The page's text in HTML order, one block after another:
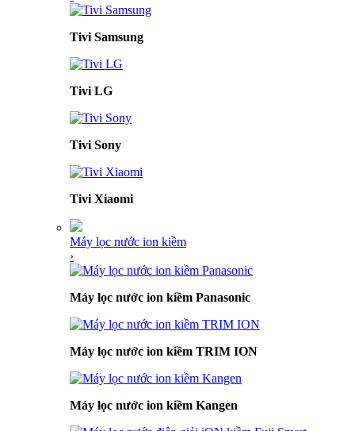
Tivi Samsung
Tivi LG
Tivi Sony
Tivi Xiaomi
Máy lọc nước ion kiềm
›
Máy lọc nước ion kiềm Panasonic
Máy lọc nước ion kiềm TRIM ION
Máy lọc nước ion kiềm Kangen